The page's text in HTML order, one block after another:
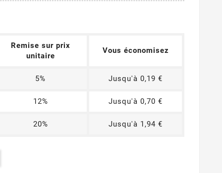
Remise sur prix
unitaire
Vous économisez
5% Jusqu'à 0,19 €
12% Jusqu'à 0,70 €
20% Jusqu'à 1,94 €